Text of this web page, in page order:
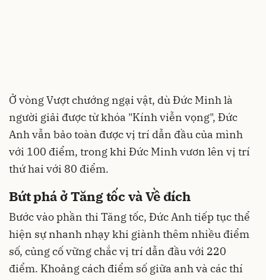
Ở vòng Vượt chướng ngại vật, dù Đức Minh là
người giải được từ khóa "Kính viễn vọng", Đức
Anh vẫn bảo toàn được vị trí dẫn đầu của mình
với 100 điểm, trong khi Đức Minh vươn lên vị trí
thứ hai với 80 điểm.
Bứt phá ở Tăng tốc và Về đích
Bước vào phần thi Tăng tốc, Đức Anh tiếp tục thể
hiện sự nhanh nhạy khi giành thêm nhiều điểm
số, củng cố vững chắc vị trí dẫn đầu với 220
điểm. Khoảng cách điểm số giữa anh và các thí